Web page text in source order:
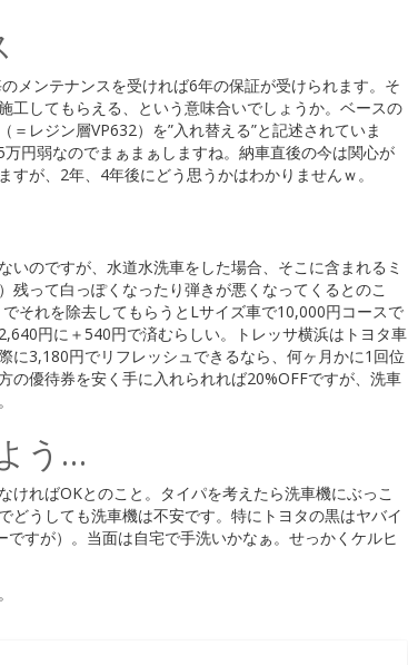
メンテナンスを受ければ6年の保証が受けられます。そ
工してもらえる、という意味合いでしょうか。ベースの
レジン層VP632）を”入れ替える”と記述されていま
円弱なのでまぁまぁしますね。納車直後の今は関心が
が、2年、4年後にどう思うかはわかりませんｗ。
いのですが、水道水洗車をした場合、そこに含まれるミ
残って白っぽくなったり弾きが悪くなってくるとのこ
それを除去してもらうとLサイズ車で10,000円コースで
円に＋540円で済むらしい。トレッサ横浜はトヨタ車
に3,180円でリフレッシュできるなら、何ヶ月かに1回位
の優待券を安く手に入れられれば20%OFFですが、洗車
う…
ければOKとのこと。タイパを考えたら洗車機にぶっこ
どうしても洗車機は不安です。特にトヨタの黒はヤバイ
すが）。当面は自宅で手洗いかなぁ。せっかくケルヒ